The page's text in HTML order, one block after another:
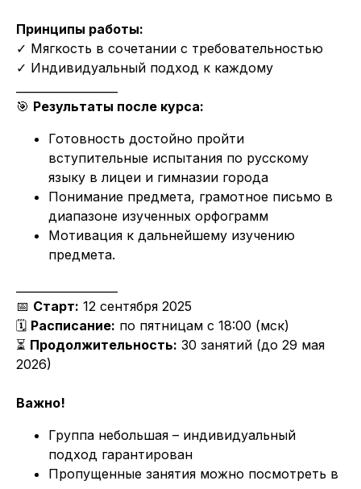
Принципы работы:
✓ Мягкость в сочетании с требовательностью
✓ Индивидуальный подход к каждому
🎯 Результаты после курса:
Готовность достойно пройти
вступительные испытания по русскому
языку в лицеи и гимназии города
Понимание предмета, грамотное письмо в
диапазоне изученных орфограмм
Мотивация к дальнейшему изучению
предмета.
📅 Старт: 12 сентября 2025
🗓 Расписание: по пятницам с 18:00 (мск)
⏳ Продолжительность: 30 занятий (до 29 мая
2026)
Важно!
Группа небольшая – индивидуальный
подход гарантирован
Пропущенные занятия можно посмотреть в